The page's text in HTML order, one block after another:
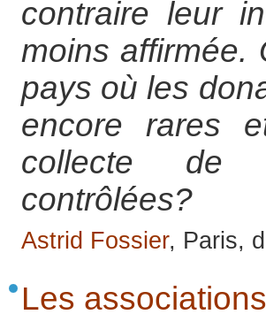
contraire leur
moins affirmée.
pays où les
encore rares
collecte de
contrôlées?
Astrid Fossier, Paris,
Les